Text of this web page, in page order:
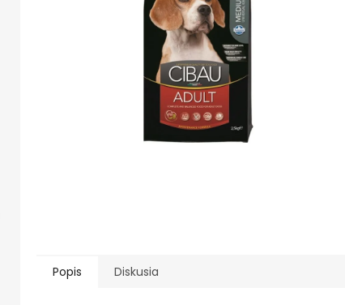
Popis Diskusia